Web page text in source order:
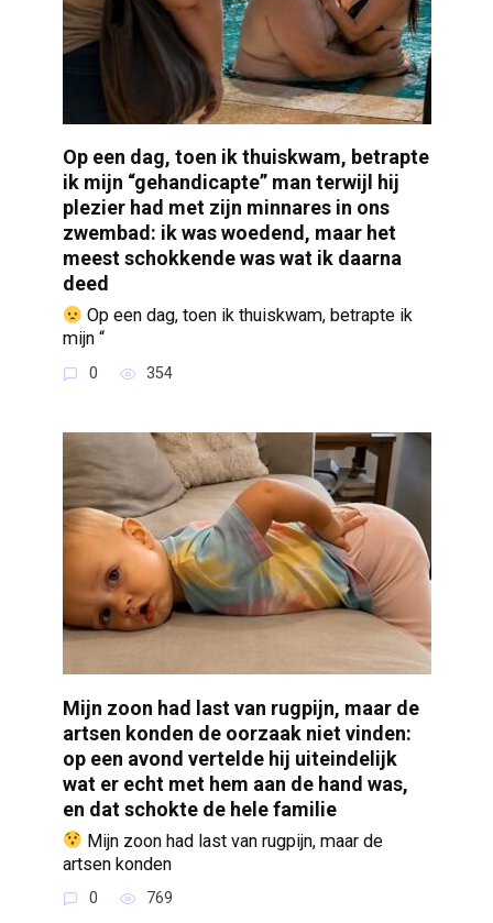
Op een dag, toen ik thuiskwam, betrapte
ik mijn “gehandicapte” man terwijl hij
plezier had met zijn minnares in ons
zwembad: ik was woedend, maar het
meest schokkende was wat ik daarna
deed
Op een dag, toen ik thuiskwam, betrapte ik
mijn “
0 354
Mijn zoon had last van rugpijn, maar de
artsen konden de oorzaak niet vinden:
op een avond vertelde hij uiteindelijk
wat er echt met hem aan de hand was,
en dat schokte de hele familie
Mijn zoon had last van rugpijn, maar de
artsen konden
0 769